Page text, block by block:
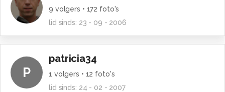
9 volgers • 172 foto's
lid sinds: 23 - 09 - 2006
P
patricia34
1 volgers • 12 foto's
lid sinds: 24 - 02 - 2007